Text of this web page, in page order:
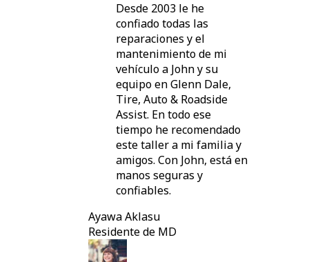
Desde 2003 le he
confiado todas las
reparaciones y el
mantenimiento de mi
vehículo a John y su
equipo en Glenn Dale,
Tire, Auto & Roadside
Assist. En todo ese
tiempo he recomendado
este taller a mi familia y
amigos. Con John, está en
manos seguras y
confiables.
Ayawa Aklasu
Residente de MD